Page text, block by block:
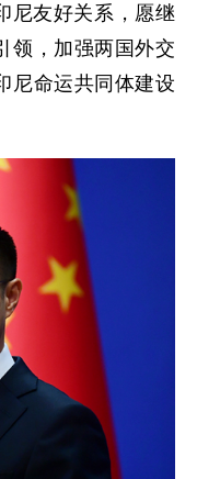
尼友好关系，愿继
领，加强两国外交
尼命运共同体建设